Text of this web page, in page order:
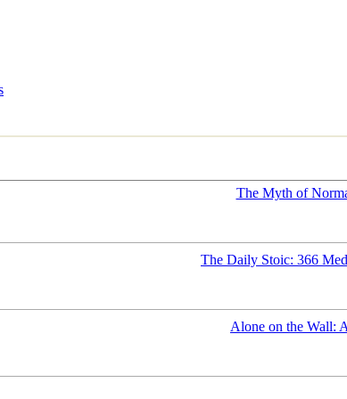
The Myth of
The Daily Stoic: 366
Alone on the Wall: